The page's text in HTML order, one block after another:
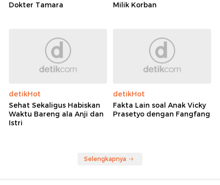
Dokter Tamara
Milik Korban
detikHot
Sehat Sekaligus Habiskan
Waktu Bareng ala Anji dan
Istri
detikHot
Fakta Lain soal Anak Vicky
Prasetyo dengan Fangfang
Selengkapnya